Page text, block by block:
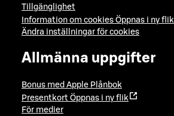
Tillgänglighet
Information om cookies Öppnas i ny flik
Ändra inställningar för cookies
Allmänna uppgifter
Bonus med Apple Plånbok
Presentkort Öppnas i ny flik
För medier